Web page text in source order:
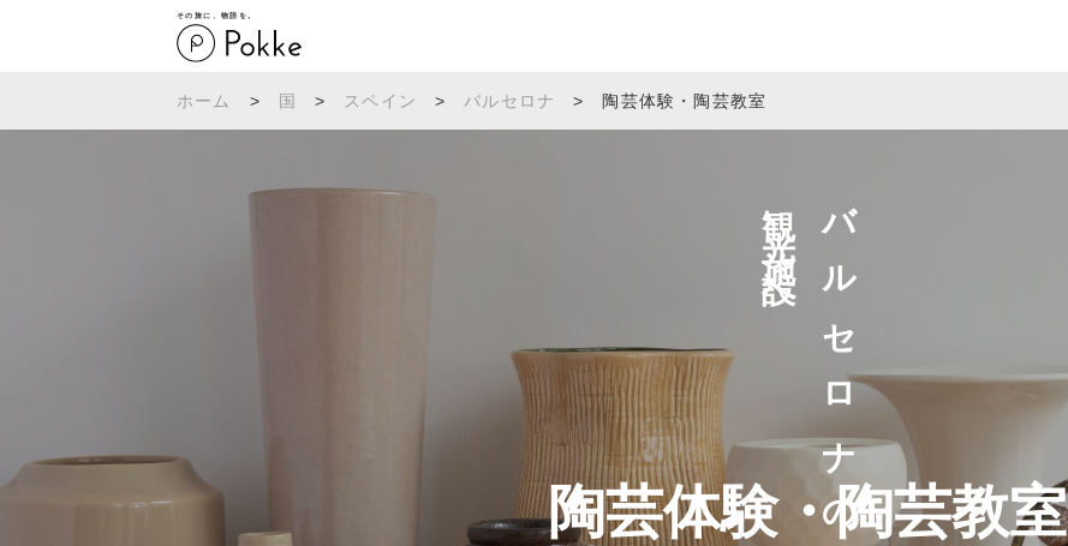
その旅に、物語を。
ホーム > 国 > スペイン > バルセロナ > 陶芸体験・陶芸教室
バルセロナの
観光施設へ
陶芸体験・陶芸教室